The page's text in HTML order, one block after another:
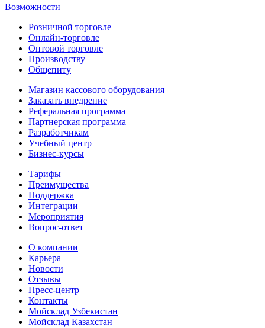
Возможности
Розничной торговле
Онлайн-торговле
Оптовой торговле
Производству
Общепиту
Магазин кассового оборудования
Заказать внедрение
Реферальная программа
Партнерская программа
Разработчикам
Учебный центр
Бизнес‑курсы
Тарифы
Преимущества
Поддержка
Интеграции
Мероприятия
Вопрос-ответ
О компании
Карьера
Новости
Отзывы
Пресс-центр
Контакты
Мойсклад Узбекистан
Мойсклад Казахстан